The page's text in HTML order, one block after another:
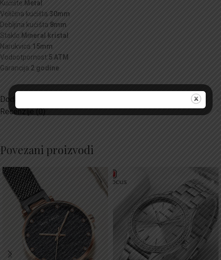
Kućište: Metal
Veličina kućišta:30mm
Debljina kućišta:8mm
Staklo: Mineral kristal
Narukvica:15mm
Vodootpornost:5 ATM
Garancija:2 godine
Dodatne informacije
Recenzije (0)
Povezani proizvodi